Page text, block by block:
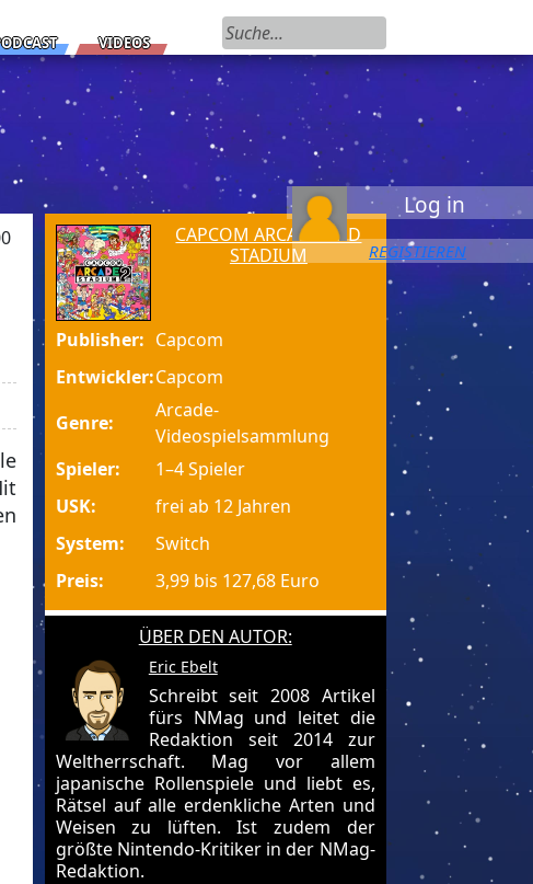
VIDEOS
Suchen nach:
Log in
REGISTIEREN
CAPCOM ARCADE 2ND
STADIUM
Publisher: Capcom
Entwickler:Capcom
Genre:
Arcade-
Videospielsammlung
Spieler:
1–4 Spieler
USK:
frei ab 12 Jahren
System:
Switch
Preis:
3,99 bis 127,68 Euro
ÜBER DEN AUTOR:
Eric Ebelt
Schreibt seit 2008 Artikel
fürs NMag und leitet die
Redaktion seit 2014 zur
Weltherrschaft. Mag vor allem
japanische Rollenspiele und liebt es,
Rätsel auf alle erdenkliche Arten und
Weisen zu lüften. Ist zudem der
größte Nintendo-Kritiker in der NMag-
Redaktion.